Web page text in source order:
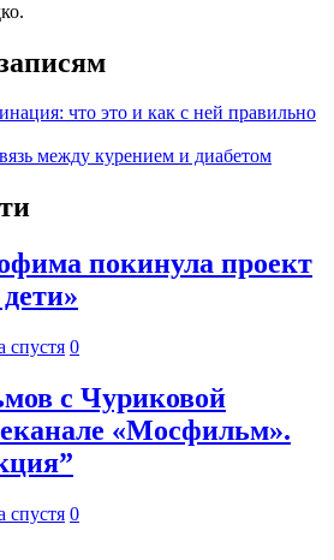
что это и как с ней правильно
между курением и диабетом
покинула проект
спустя 0
с Чуриковой
«Мосфильм».
спустя 0